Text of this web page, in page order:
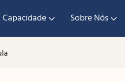
Capacidade Sobre Nós